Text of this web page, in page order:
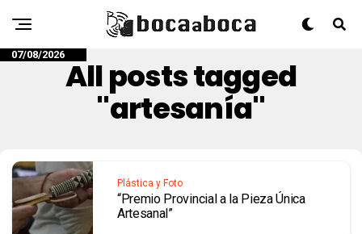
07/08/2026
All posts tagged
"artesanía"
Plástica y Foto
“Premio Provincial a la Pieza Única
Artesanal”